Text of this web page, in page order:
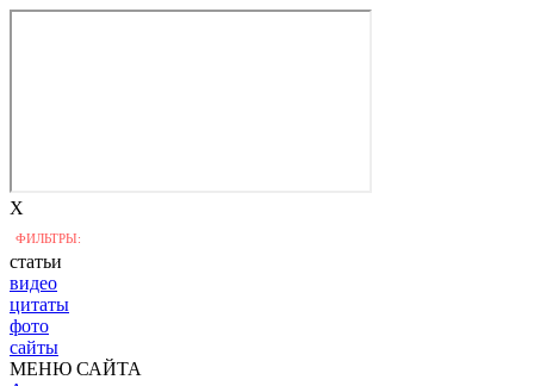
X
ФИЛЬТРЫ:
статьи
видео
цитаты
фото
сайты
МЕНЮ САЙТА